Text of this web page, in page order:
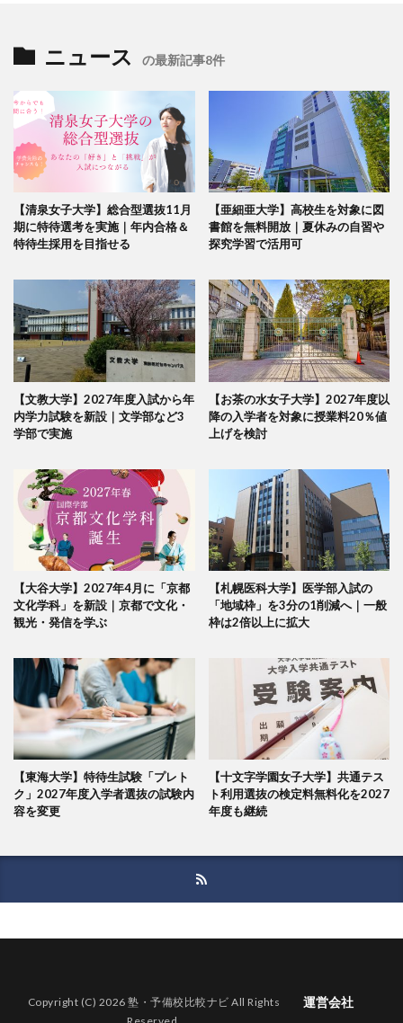
ニュース の最新記事8件
【清泉女子大学】総合型選抜11月
期に特待選考を実施｜年内合格＆
特待生採用を目指せる
【亜細亜大学】高校生を対象に図
書館を無料開放｜夏休みの自習や
探究学習で活用可
【文教大学】2027年度入試から年
内学力試験を新設｜文学部など3
学部で実施
【お茶の水女子大学】2027年度以
降の入学者を対象に授業料20％値
上げを検討
【大谷大学】2027年4月に「京都
文化学科」を新設｜京都で文化・
観光・発信を学ぶ
【札幌医科大学】医学部入試の
「地域枠」を3分の1削減へ｜一般
枠は2倍以上に拡大
【東海大学】特待生試験「プレト
ク」2027年度入学者選抜の試験内
容を変更
【十文字学園女子大学】共通テス
ト利用選抜の検定料無料化を2027
年度も継続
運営会社
Copyright (C) 2026 塾・予備校比較ナビ All Rights